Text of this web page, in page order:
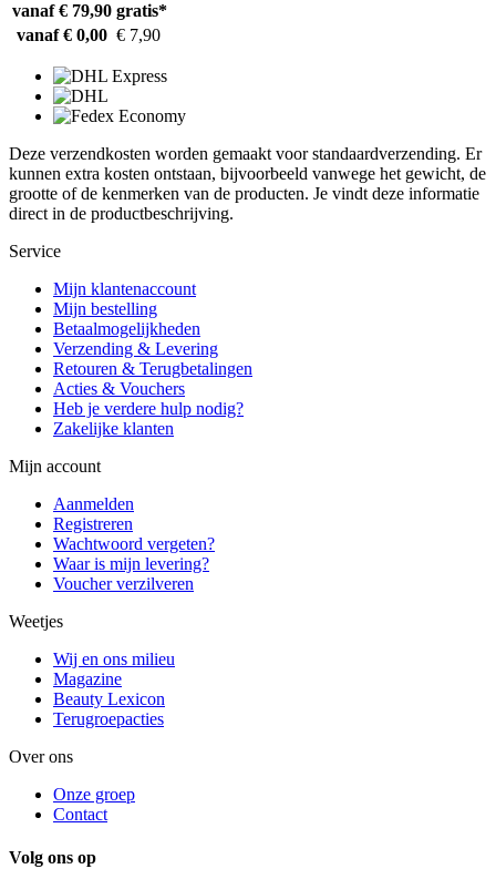
vanaf € 79,90 gratis*
vanaf € 0,00 € 7,90
Deze verzendkosten worden gemaakt voor standaardverzending. Er
kunnen extra kosten ontstaan, bijvoorbeeld vanwege het gewicht, de
grootte of de kenmerken van de producten. Je vindt deze informatie
direct in de productbeschrijving.
Service
Mijn klantenaccount
Mijn bestelling
Betaalmogelijkheden
Verzending & Levering
Retouren & Terugbetalingen
Acties & Vouchers
Heb je verdere hulp nodig?
Zakelijke klanten
Mijn account
Aanmelden
Registreren
Wachtwoord vergeten?
Waar is mijn levering?
Voucher verzilveren
Weetjes
Wij en ons milieu
Magazine
Beauty Lexicon
Terugroepacties
Over ons
Onze groep
Contact
Volg ons op